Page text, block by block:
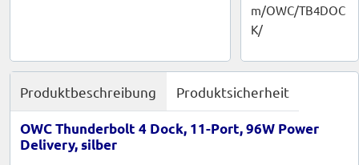
m/OWC/TB4DOC
K/
Produktbeschreibung Produktsicherheit
OWC Thunderbolt 4 Dock, 11-Port, 96W Power
Delivery, silber